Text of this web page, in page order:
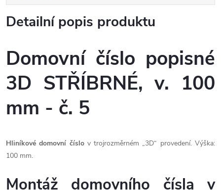
Detailní popis produktu
Domovní číslo popisné
3D STŘÍBRNÉ, v. 100
mm - č. 5
Hliníkové domovní číslov trojrozměrném „3D“ provedení. Výška:
100 mm.
Montáž domovního čísla v